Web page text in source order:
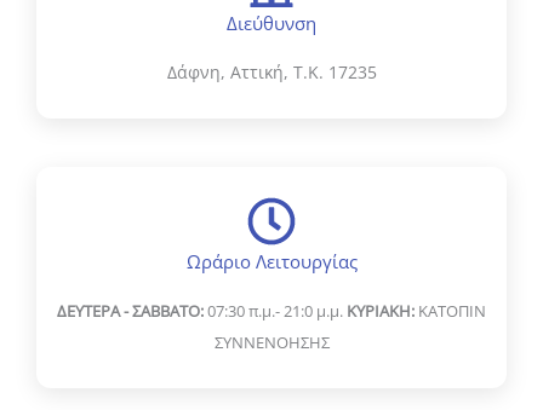
Διεύθυνση
Δάφνη, Αττική, Τ.Κ. 17235
Ωράριο Λειτουργίας
ΔΕΥΤΕΡΑ - ΣΑΒΒΑΤΟ:07:30 π.μ.- 21:0 μ.μ. ΚΥΡΙΑΚΗ: ΚΑΤΟΠΙΝ
ΣΥΝΝΕΝΟΗΣΗΣ